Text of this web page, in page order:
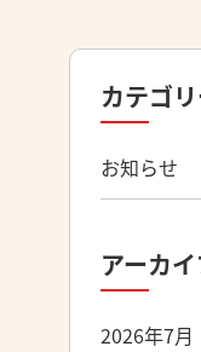
カテゴ
お知らせ
アーカ
2026年7月